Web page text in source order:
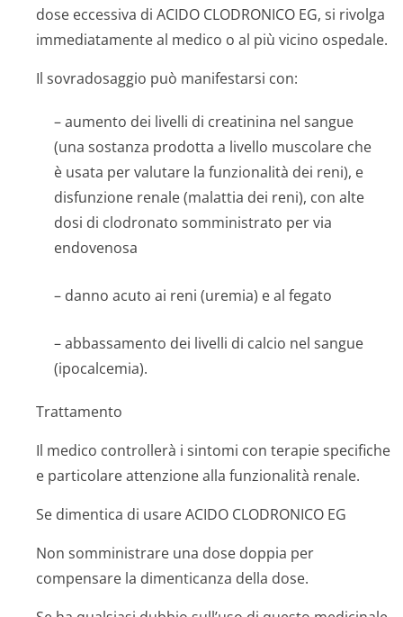
dose eccessiva di ACIDO CLODRONICO EG, si rivolga
immediatamente al medico o al più vicino ospedale.
Il sovradosaggio può manifestarsi con:
– aumento dei livelli di creatinina nel sangue
(una sostanza prodotta a livello muscolare che
è usata per valutare la funzionalità dei reni), e
disfunzione renale (malattia dei reni), con alte
dosi di clodronato somministrato per via
endovenosa
– danno acuto ai reni (uremia) e al fegato
– abbassamento dei livelli di calcio nel sangue
(ipocalcemia).
Trattamento
Il medico controllerà i sintomi con terapie specifiche
e particolare attenzione alla funzionalità renale.
Se dimentica di usare ACIDO CLODRONICO EG
Non somministrare una dose doppia per
compensare la dimenticanza della dose.